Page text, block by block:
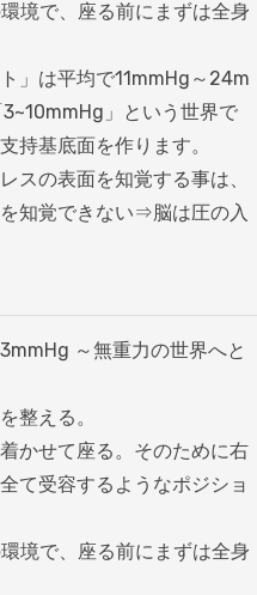
境で、座る前にまずは全身
」は平均で11mmHg～24m
」という世界で
持基底面を作ります。
スの表面を知覚する事は、
知覚できない⇒脳は圧の入
～無重力の世界へと
整える。
かせて座る。そのために右
て受容するようなポジショ
境で、座る前にまずは全身